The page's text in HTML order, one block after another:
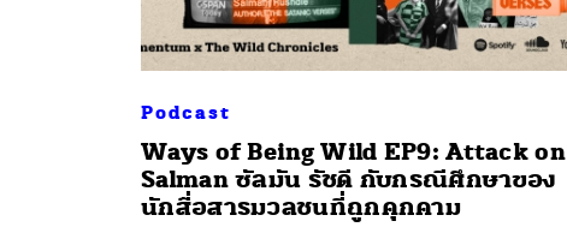
Podcast
Ways of Being Wild EP9: Attack on
Salman ซัลมัน รัชดี กับกรณีศึกษาของ
นักสื่อสารมวลชนที่ถูกคุกคาม